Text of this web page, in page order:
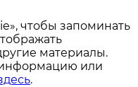
чтобы запоминать
материалы.
или
.